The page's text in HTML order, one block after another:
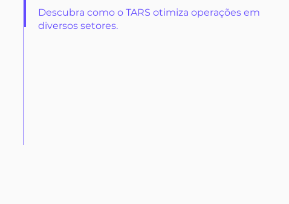
Descubra como o TARS otimiza operações em
diversos setores.